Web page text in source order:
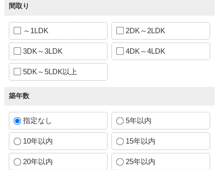
間取り
～1LDK 2DK～2LDK
3DK～3LDK 4DK～4LDK
5DK～5LDK以上
築年数
指定なし 5年以内
10年以内 15年以内
20年以内 25年以内